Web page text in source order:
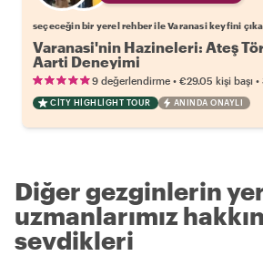
seçeceğin bir yerel rehber ile Varanasi keyfini
Varanasi'nin Hazineleri: Ateş
Aarti Deneyimi
9 değerlendirme • €29.05 kişi başı •
CITY HIGHLIGHT TOUR ANINDA ONAYLI
Diğer gezginlerin
uzmanlarımız
sevdikleri